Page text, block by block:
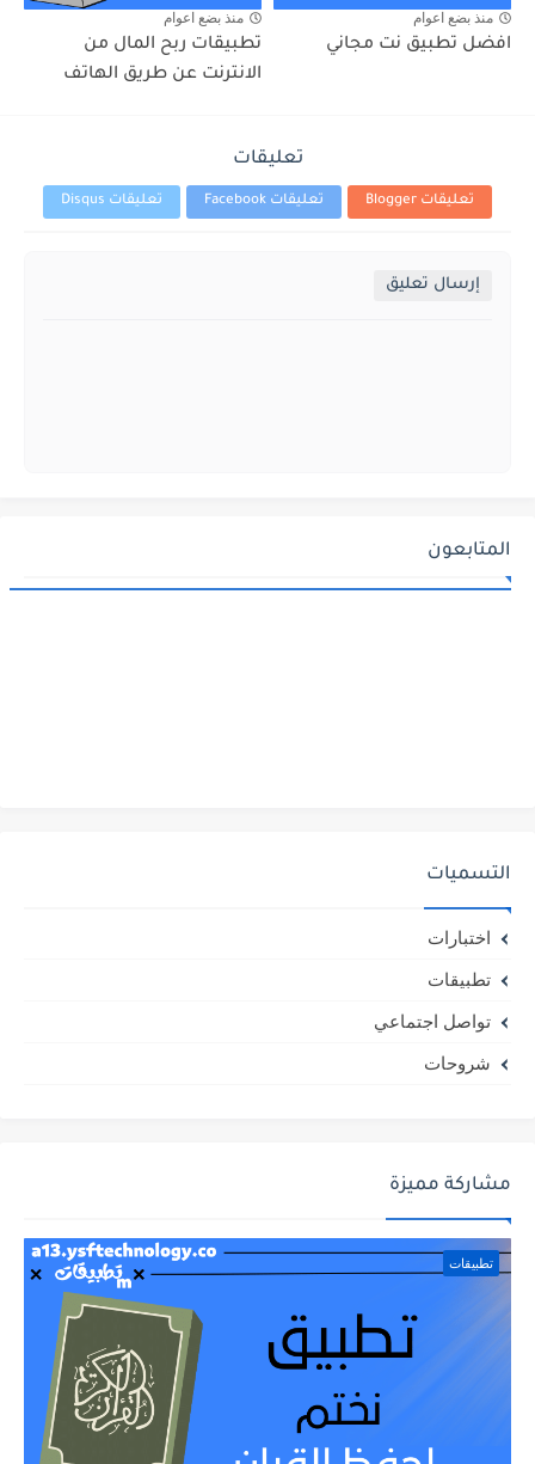
منذ بضع اعوام
افضل تطبيق نت مجاني
منذ بضع اعوام
تطبيقات ربح المال من
الانترنت عن طريق الهاتف
تعليقات
تعليقات Blogger تعليقات Facebook تعليقات Disqus
إرسال تعليق
المتابعون
التسميات
اختبارات
تطبيقات
تواصل اجتماعي
شروحات
مشاركة مميزة
تطبيقات